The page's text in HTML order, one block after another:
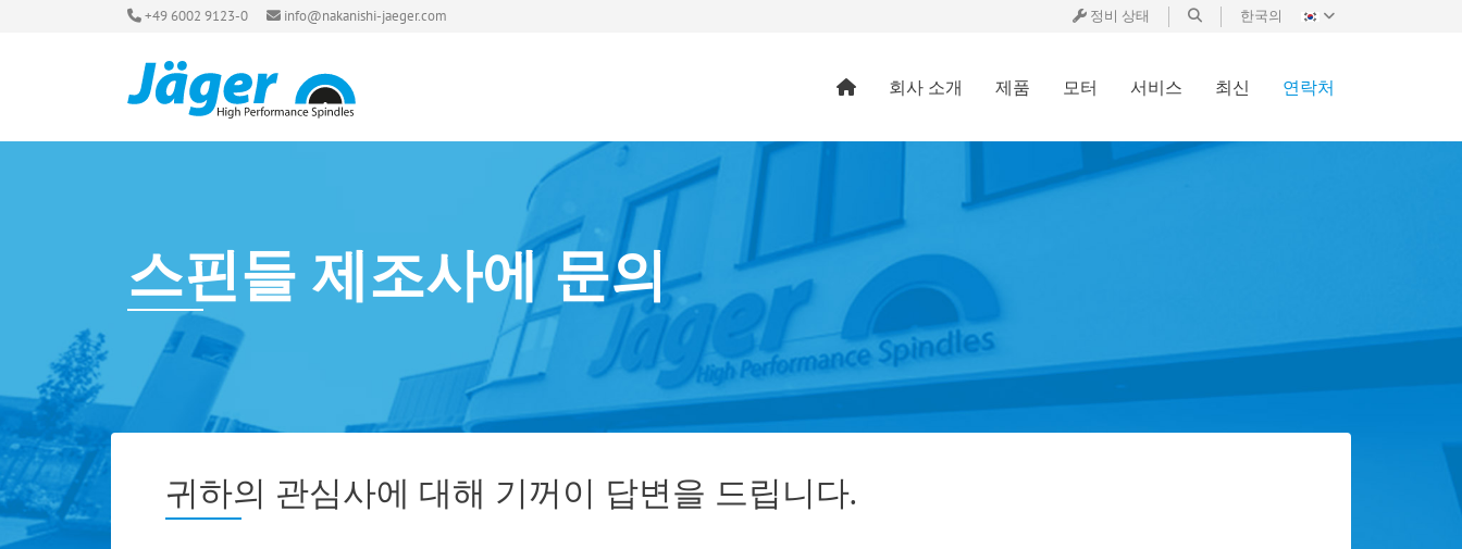
+49 6002 9123-0 info@nakanishi-jaeger.com 정비 상태 한국의
회사 소개 제품 모터 서비스 최신 연락처
스핀들 제조사에 문의
귀하의 관심사에 대해 기꺼이 답변을 드립니다.